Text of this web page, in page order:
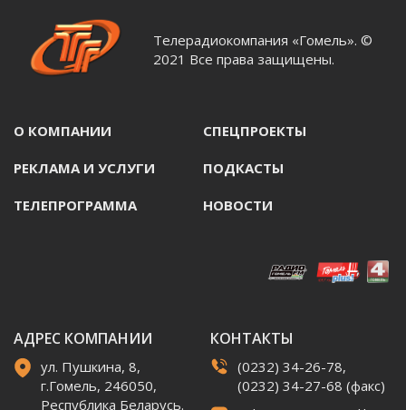
Телерадиокомпания «Гомель». ©
2021 Все права защищены.
О КОМПАНИИ СПЕЦПРОЕКТЫ
РЕКЛАМА И УСЛУГИ ПОДКАСТЫ
ТЕЛЕПРОГРАММА НОВОСТИ
АДРЕС КОМПАНИИ
ул. Пушкина, 8,
г.Гомель, 246050,
Республика Беларусь.
КОНТАКТЫ
(0232) 34-26-78,
(0232) 34-27-68 (факс)